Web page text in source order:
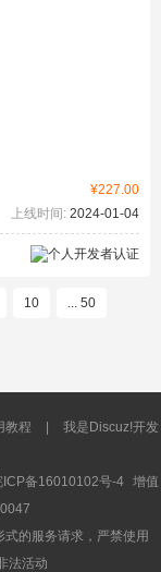
¥227.00
上线时间: 2024-01-04
10 ... 50
教程
我是Discuz!开发
ICP备16010102号-4 增值
的服务请求，严禁使用
法活动